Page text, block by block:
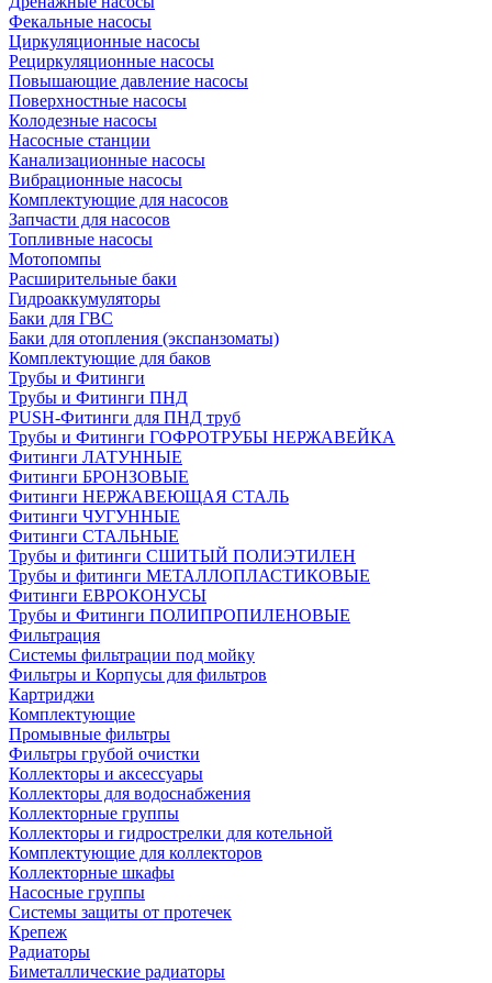
Фекальные насосы
Циркуляционные насосы
Рециркуляционные насосы
Повышающие давление насосы
Поверхностные насосы
Колодезные насосы
Насосные станции
Канализационные насосы
Вибрационные насосы
Комплектующие для насосов
Запчасти для насосов
Топливные насосы
Мотопомпы
Расширительные баки
Гидроаккумуляторы
Баки для ГВС
Баки для отопления (экспанзоматы)
Комплектующие для баков
Трубы и Фитинги
Трубы и Фитинги ПНД
PUSH-Фитинги для ПНД труб
Трубы и Фитинги ГОФРОТРУБЫ НЕРЖАВЕЙКА
Фитинги ЛАТУННЫЕ
Фитинги БРОНЗОВЫЕ
Фитинги НЕРЖАВЕЮЩАЯ СТАЛЬ
Фитинги ЧУГУННЫЕ
Фитинги СТАЛЬНЫЕ
Трубы и фитинги СШИТЫЙ ПОЛИЭТИЛЕН
Трубы и фитинги МЕТАЛЛОПЛАСТИКОВЫЕ
Фитинги ЕВРОКОНУСЫ
Трубы и Фитинги ПОЛИПРОПИЛЕНОВЫЕ
Фильтрация
Системы фильтрации под мойку
Фильтры и Корпусы для фильтров
Картриджи
Комплектующие
Промывные фильтры
Фильтры грубой очистки
Коллекторы и аксессуары
Коллекторы для водоснабжения
Коллекторные группы
Коллекторы и гидрострелки для котельной
Комплектующие для коллекторов
Коллекторные шкафы
Насосные группы
Системы защиты от протечек
Крепеж
Радиаторы
Биметаллические радиаторы